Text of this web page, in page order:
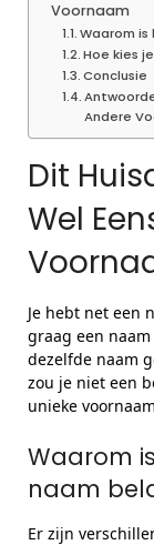
Voornaam
Waarom
Hoe kies
Conclusie
Andere
Dit
Wel
Je hebt net een
graag een
dezelfde naam
zou je niet een
unieke
Waarom
naam
Er zijn